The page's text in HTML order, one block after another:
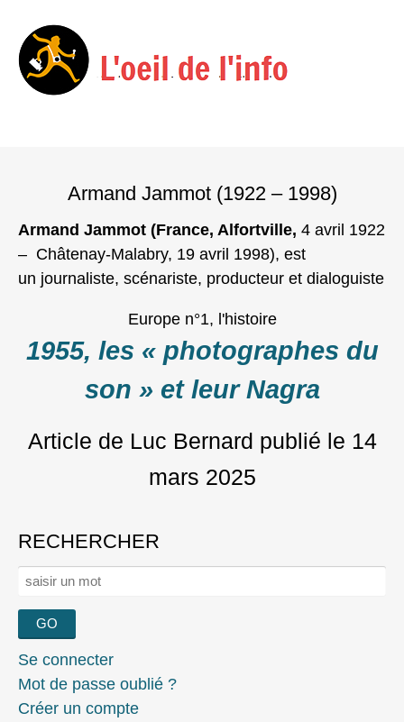
Armand Jammot (1922 – 1998)
Armand Jammot (France, Alfortville, 4 avril 1922
– Châtenay-Malabry, 19 avril 1998), est
un journaliste, scénariste, producteur et dialoguiste
Europe n°1, l'histoire
1955, les « photographes du
son » et leur Nagra
Article de Luc Bernard publié le 14
mars 2025
RECHERCHER
Rechercher :
Se connecter
Mot de passe oublié ?
Créer un compte